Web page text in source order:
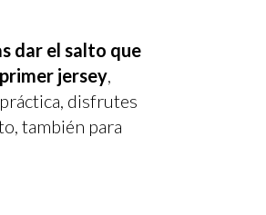
dar el salto que
jersey,
disfrutes
también para